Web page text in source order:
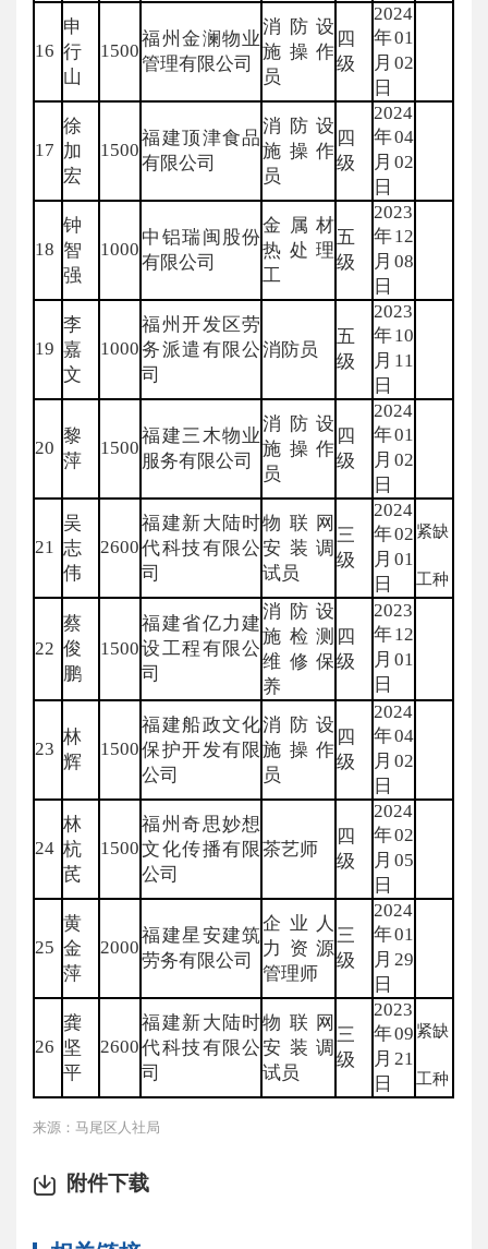
16
申
行
山
1500
福州金澜物业
管理有限公司
消防设
施操作
员
四
级
2024
年01
月02
日
17
徐
加
宏
1500
福建顶津食品
有限公司
消防设
施操作
员
四
级
2024
年04
月02
日
18
钟
智
强
1000
中铝瑞闽股份
有限公司
金属材
热处理
工
五
级
2023
年12
月08
日
19
李
嘉
文
1000
福州开发区劳
务派遣有限公
司
消防员
五
级
2023
年10
月11
日
20
黎
萍
1500
福建三木物业
服务有限公司
消防设
施操作
员
四
级
2024
年01
月02
日
21
吴
志
伟
2600
福建新大陆时
代科技有限公
司
物联网
安装调
试员
三
级
2024
年02
月01
日
紧缺
工种
22
蔡
俊
鹏
1500
福建省亿力建
设工程有限公
司
消防设
施检测
维修保
养
四
级
2023
年12
月01
日
23
林
辉
1500
福建船政文化
保护开发有限
公司
消防设
施操作
员
四
级
2024
年04
月02
日
24
林
杭
芪
1500
福州奇思妙想
文化传播有限
公司
茶艺师
四
级
2024
年02
月05
日
25
黄
金
萍
2000
福建星安建筑
劳务有限公司
企业人
力资源
管理师
三
级
2024
年01
月29
日
26
龚
坚
平
2600
福建新大陆时
代科技有限公
司
物联网
安装调
试员
三
级
2023
年09
月21
日
紧缺
工种
来源：马尾区人社局
附件下载